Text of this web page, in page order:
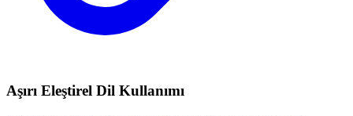
Aşırı Eleştirel Dil Kullanımı